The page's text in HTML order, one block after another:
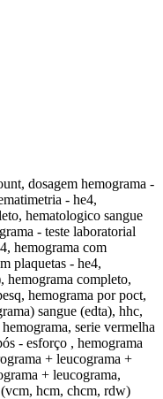
dosagem hemograma -
- he4,
hematologico sangue
- teste laboratorial
hemograma com
plaquetas - he4,
hemograma completo,
hemograma por poct,
sangue (edta), hhc,
serie vermelha
- esforço , hemograma
+ leucograma +
+ leucograma,
hcm, chcm, rdw)